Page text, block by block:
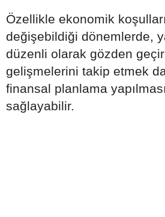
Özellikle ekonomik
değişebildiği dönemlerde,
düzenli olarak gözden
gelişmelerini takip etmek
finansal planlama
sağlayabilir.